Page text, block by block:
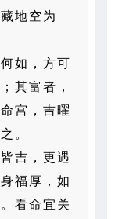
地空为
如，方可
其富者，
宫，吉曜
。
吉，更遇
福厚，如
看命宜关